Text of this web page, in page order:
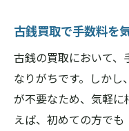
古銭買取で手数料を
古銭の買取において、
なりがちです。しか
が不要なため、気軽に
えば、初めての方で